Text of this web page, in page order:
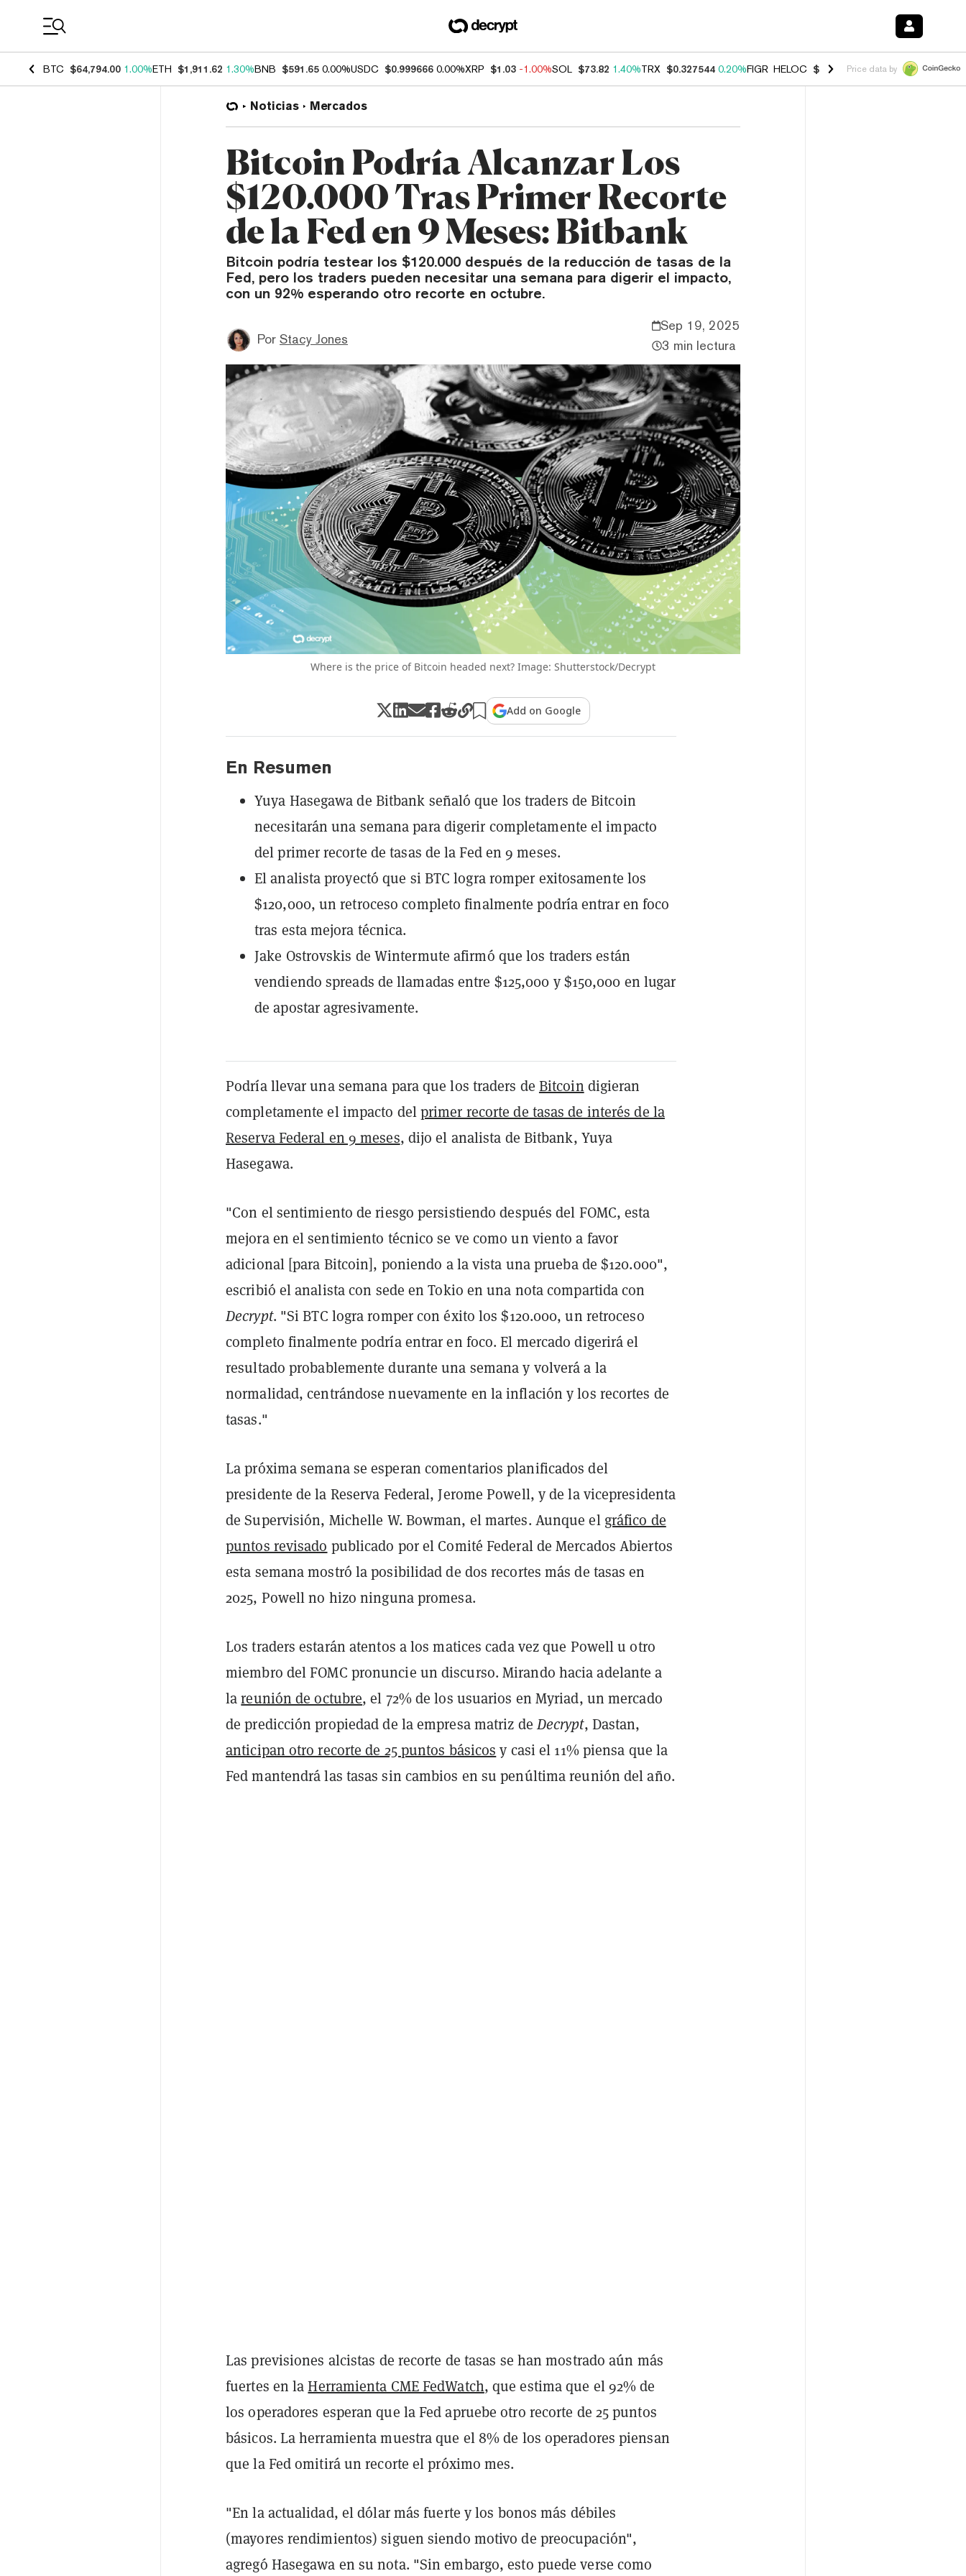
BTC $64,794.00 1.00%ETH $1,911.62 1.30%BNB $591.65 0.00%USDC $0.999666 0.00%XRP $1.03 -1.00%SOL $73.82 1.40%TRX $0.327544 0.20%FIGR_HELOC $1.035 1.40%HYPE $55.84
Price data by
Noticias Mercados
Bitcoin Podría Alcanzar Los
$120.000 Tras Primer Recorte
de la Fed en 9 Meses: Bitbank
Bitcoin podría testear los $120.000 después de la reducción de tasas de la
Fed, pero los traders pueden necesitar una semana para digerir el impacto,
con un 92% esperando otro recorte en octubre.
Por Stacy Jones
Sep 19, 2025
3 min lectura
Where is the price of Bitcoin headed next? Image: Shutterstock/Decrypt
Add on Google
En Resumen
Yuya Hasegawa de Bitbank señaló que los traders de Bitcoin
necesitarán una semana para digerir completamente el impacto
del primer recorte de tasas de la Fed en 9 meses.
El analista proyectó que si BTC logra romper exitosamente los
$120,000, un retroceso completo finalmente podría entrar en foco
tras esta mejora técnica.
Jake Ostrovskis de Wintermute afirmó que los traders están
vendiendo spreads de llamadas entre $125,000 y $150,000 en lugar
de apostar agresivamente.
Podría llevar una semana para que los traders de Bitcoin digieran
completamente el impacto delprimer recorte de tasas de interés de la
Reserva Federal en 9 meses, dijo el analista de Bitbank, Yuya
Hasegawa.
"Con el sentimiento de riesgo persistiendo después del FOMC, esta
mejora en el sentimiento técnico se ve como un viento a favor
adicional [para Bitcoin], poniendo a la vista una prueba de $120.000",
escribió el analista con sede en Tokio en una nota compartida con
Decrypt. "Si BTC logra romper con éxito los $120.000, un retroceso
completo finalmente podría entrar en foco. El mercado digerirá el
resultado probablemente durante una semana y volverá a la
normalidad, centrándose nuevamente en la inflación y los recortes de
tasas."
La próxima semana se esperan comentarios planificados del
presidente de la Reserva Federal, Jerome Powell, y de la vicepresidenta
de Supervisión, Michelle W. Bowman, el martes. Aunque el gráfico de
puntos revisado publicado por el Comité Federal de Mercados Abiertos
esta semana mostró la posibilidad de dos recortes más de tasas en
2025, Powell no hizo ninguna promesa.
Los traders estarán atentos a los matices cada vez que Powell u otro
miembro del FOMC pronuncie un discurso. Mirando hacia adelante a
lareunión de octubre, el 72% de los usuarios en Myriad, un mercado
de predicción propiedad de la empresa matriz deDecrypt, Dastan,
anticipan otro recorte de 25 puntos básicos y casi el 11% piensa que la
Fed mantendrá las tasas sin cambios en su penúltima reunión del año.
Las previsiones alcistas de recorte de tasas se han mostrado aún más
fuertes en laHerramienta CME FedWatch, que estima que el 92% de
los operadores esperan que la Fed apruebe otro recorte de 25 puntos
básicos. La herramienta muestra que el 8% de los operadores piensan
que la Fed omitirá un recorte el próximo mes.
"En la actualidad, el dólar más fuerte y los bonos más débiles
(mayores rendimientos) siguen siendo motivo de preocupación",
agregó Hasegawa en su nota. "Sin embargo, esto puede verse como